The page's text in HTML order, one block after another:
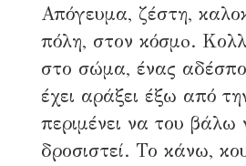
Απόγευμα, ζέστη,
πόλη, στον κόσμo.
στο σώμα, ένας
έχει αράξει έξω από
περιμένει να του βάλω
δροσιστεί. Το κάνω,